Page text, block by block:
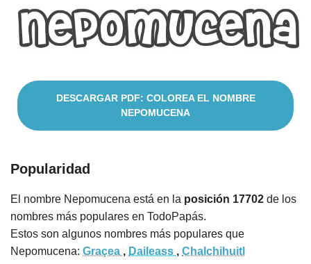
Cuentos
DESCARGAR PDF: COLOREA EL NOMBRE
NEPOMUCENA
Popularidad
El nombre Nepomucena está en la posición 17702 de los
nombres más populares en TodoPapás.
Estos son algunos nombres más populares que
Nepomucena: Graçea , Daileass , Chalchihuitl